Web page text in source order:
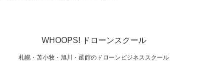
WHOOPS! ドローンスクール
札幌・苫小牧・旭川・函館のドローンビジネススクール